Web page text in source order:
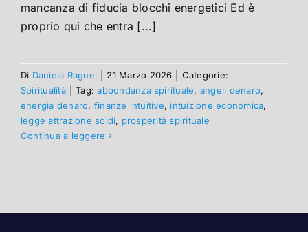
mancanza di fiducia blocchi energetici Ed è
proprio qui che entra [...]
Di Daniela Raguel 21 Marzo 2026
Categorie:
Spiritualità
Tag:abbondanza spirituale, angeli denaro,
energia denaro, finanze intuitive, intuizione economica,
legge attrazione soldi, prosperità spirituale
Continua a leggere